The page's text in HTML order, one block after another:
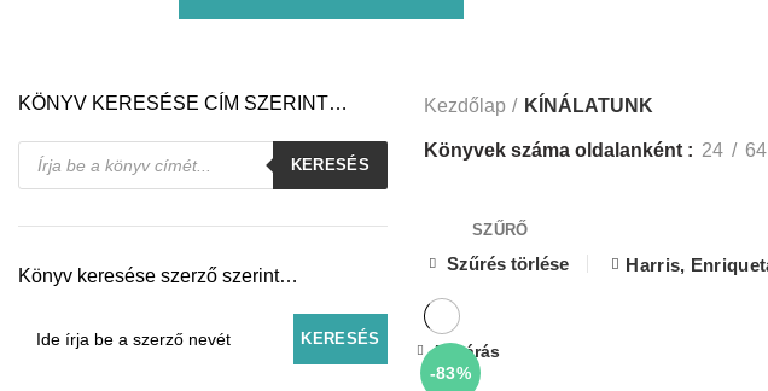
KÖNYV KERESÉSE CÍM SZERINT…
Products
search
KERESÉS
Könyv keresése szerző szerint…
Kezdőlap KÍNÁLATUNK
Könyvek száma oldalanként 24 64
SZŰRŐ
Szűrés törlése Harris,
-83%
Bezárás